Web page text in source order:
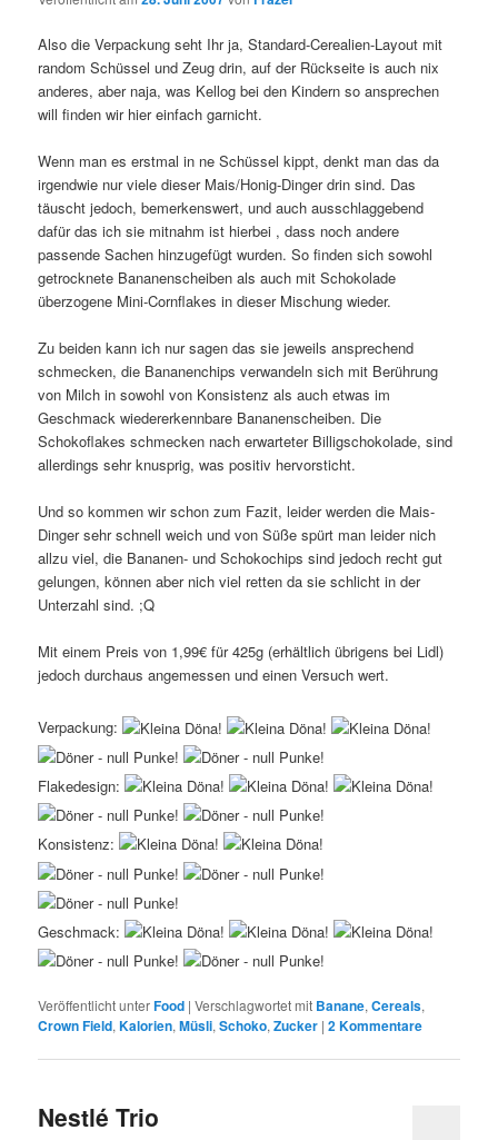
Also die Verpackung seht Ihr ja, Standard-Cerealien-Layout mit
random Schüssel und Zeug drin, auf der Rückseite is auch nix
anderes, aber naja, was Kellog bei den Kindern so ansprechen
will finden wir hier einfach garnicht.
Wenn man es erstmal in ne Schüssel kippt, denkt man das da
irgendwie nur viele dieser Mais/Honig-Dinger drin sind. Das
täuscht jedoch, bemerkenswert, und auch ausschlaggebend
dafür das ich sie mitnahm ist hierbei , dass noch andere
passende Sachen hinzugefügt wurden. So finden sich sowohl
getrocknete Bananenscheiben als auch mit Schokolade
überzogene Mini-Cornflakes in dieser Mischung wieder.
Zu beiden kann ich nur sagen das sie jeweils ansprechend
schmecken, die Bananenchips verwandeln sich mit Berührung
von Milch in sowohl von Konsistenz als auch etwas im
Geschmack wiedererkennbare Bananenscheiben. Die
Schokoflakes schmecken nach erwarteter Billigschokolade, sind
allerdings sehr knusprig, was positiv hervorsticht.
Und so kommen wir schon zum Fazit, leider werden die Mais-
Dinger sehr schnell weich und von Süße spürt man leider nich
allzu viel, die Bananen- und Schokochips sind jedoch recht gut
gelungen, können aber nich viel retten da sie schlicht in der
Unterzahl sind. ;Q
Mit einem Preis von 1,99€ für 425g (erhältlich übrigens bei Lidl)
jedoch durchaus angemessen und einen Versuch wert.
Verpackung:
Flakedesign:
Konsistenz:
Geschmack:
Veröffentlicht unterFood |Verschlagwortet mit Banane,Cereals,
Crown Field,Kalorien,Müsli,Schoko,Zucker |2Kommentare
Nestlé Trio